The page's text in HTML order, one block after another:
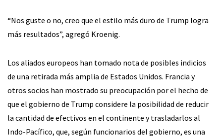
“Nos guste o no, creo que el estilo más duro de Trump logra
más resultados”, agregó Kroenig.
Los aliados europeos han tomado nota de posibles indicios
de una retirada más amplia de Estados Unidos. Francia y
otros socios han mostrado su preocupación por el hecho de
que el gobierno de Trump considere la posibilidad de reducir
la cantidad de efectivos en el continente y trasladarlos al
Indo-Pacífico, que, según funcionarios del gobierno, es una